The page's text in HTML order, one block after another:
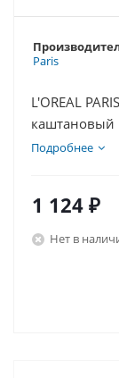
Paris
L'OREAL
каштановый
Подробнее
1 124 ₽
Нет в